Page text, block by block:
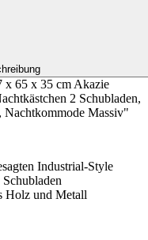
x 65 x 35 cm Akazie
2 Schubladen,
Nachtkommode Massiv"
Industrial-Style
Holz und Metall